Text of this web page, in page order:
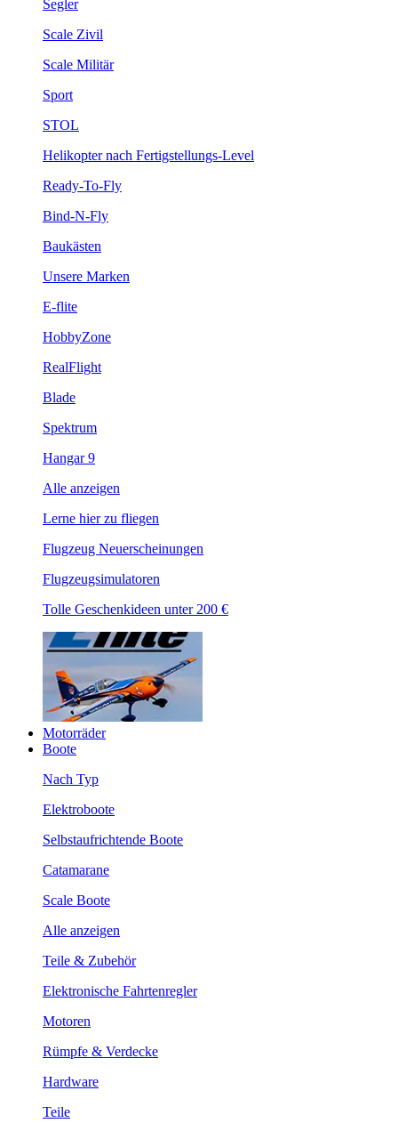
Segler
Scale Zivil
Scale Militär
Sport
STOL
Helikopter nach Fertigstellungs-Level
Ready-To-Fly
Bind-N-Fly
Baukästen
Unsere Marken
E-flite
HobbyZone
RealFlight
Blade
Spektrum
Hangar 9
Alle anzeigen
Lerne hier zu fliegen
Flugzeug Neuerscheinungen
Flugzeugsimulatoren
Tolle Geschenkideen unter 200 €
Motorräder
Boote
Nach Typ
Elektroboote
Selbstaufrichtende Boote
Catamarane
Scale Boote
Alle anzeigen
Teile & Zubehör
Elektronische Fahrtenregler
Motoren
Rümpfe & Verdecke
Hardware
Teile